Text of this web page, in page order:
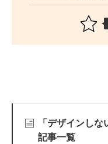
「デザインし
記事一覧